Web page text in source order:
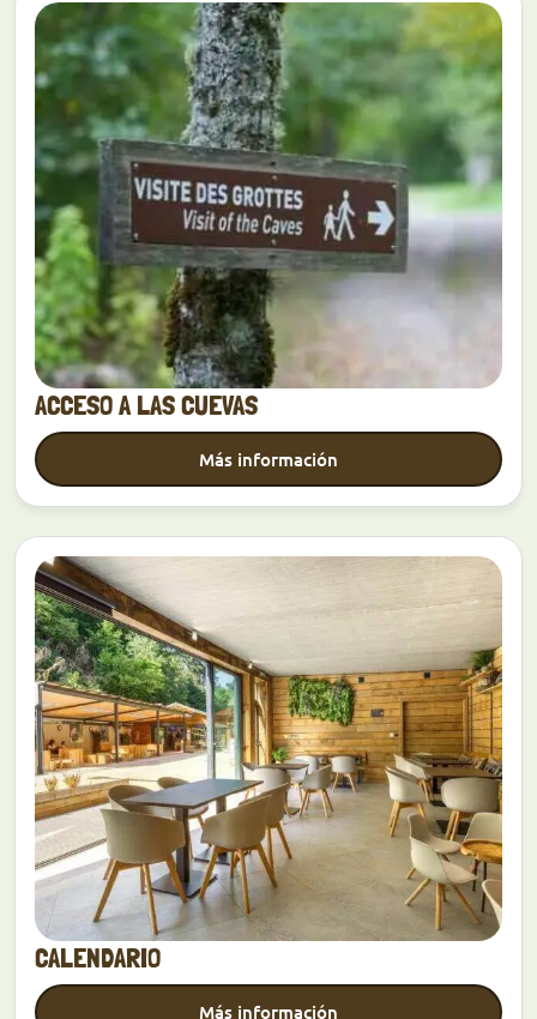
ACCESO A LAS CUEVAS
Más información
CALENDARIO
Más información
Descubrir